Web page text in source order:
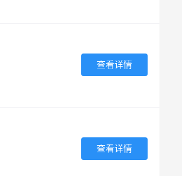
查看详情
查看详情